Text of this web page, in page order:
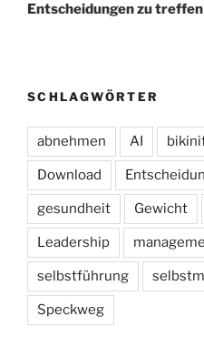
Entscheidungen zu
SCHLAGWÖRTER
abnehmen AI
Download
gesundheit Gewicht
Leadership
selbstführung
Speckweg